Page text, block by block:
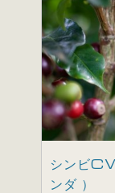
シンビ
ンダ ）